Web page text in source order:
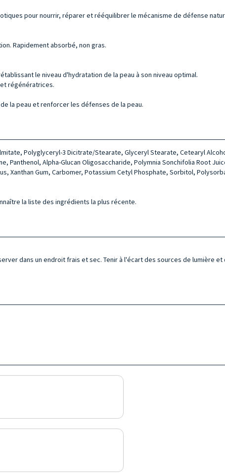
pour nourrir, réparer et rééquilibrer le mécanisme de défense
Rapidement absorbé, non gras.
le niveau d'hydratation de la peau à son niveau optimal.
régénératrices.
la peau et renforcer les défenses de la peau.
Polyglyceryl-3 Dicitrate/Stearate, Glyceryl Stearate, Cete­aryl
Alpha-Glu­can Oligosaccharide, Polymnia Son­chifolia Root
Xanthan Gum, Carbomer, Potassium Cetyl Phosphate, Sorbitol,
la liste des ingrédients la plus récente.
dans un endroit frais et sec. Tenir à l'écart des sources de lumière